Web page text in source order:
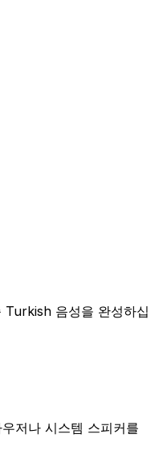
음성을 완성하십
저나 시스템 스피커를